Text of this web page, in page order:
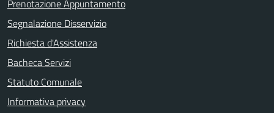
Prenotazione Appuntamento
Segnalazione Disservizio
Richiesta d'Assistenza
Bacheca Servizi
Statuto Comunale
Informativa privacy